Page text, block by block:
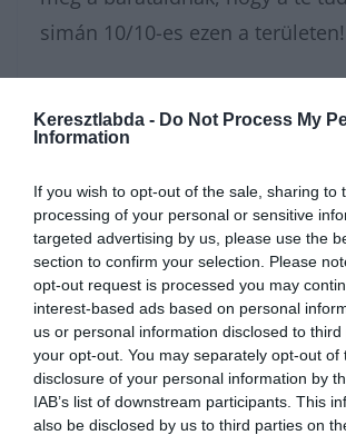
Keresztlabda - Do Not Process My
Information
If you wish to opt-out of the sale, sharing to
processing of your personal or sensitive
targeted advertising by us, please use the
section to confirm your selection. Please
opt-out request is processed you may
interest-based ads based on personal
us or personal information disclosed to
your opt-out. You may separately opt-out of
disclosure of your personal information by
IAB’s list of downstream participants. This
also be disclosed by us to third parties on
simán 10/10-es ezen a területen!
témákon agyalni, és szívesen
Kvízkuckó Facebook
egy nagyszerű közösség vár, és
napra jut valami új izgalmas
Ha pedig rögtön pörgetnéd
kérdéseket, atudáspróba
rengeteg tesztet találsz. Ha
egy kicsit a lombikok és